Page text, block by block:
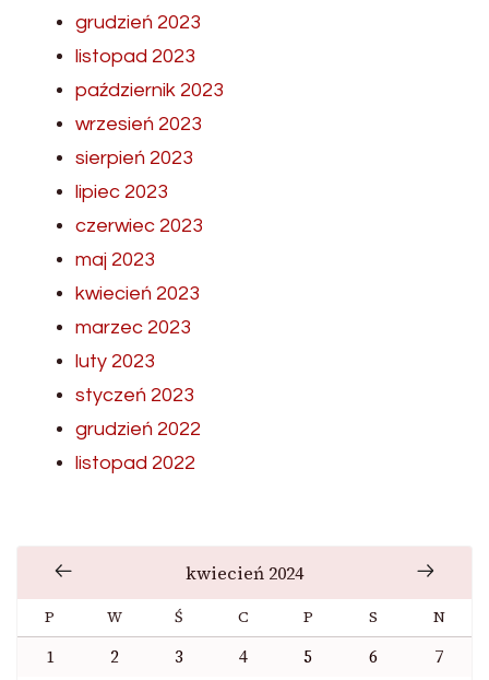
grudzień 2023
listopad 2023
październik 2023
wrzesień 2023
sierpień 2023
lipiec 2023
czerwiec 2023
maj 2023
kwiecień 2023
marzec 2023
luty 2023
styczeń 2023
grudzień 2022
listopad 2022
kwiecień 2024
P W Ś C P S N
1 2 3 4 5 6 7